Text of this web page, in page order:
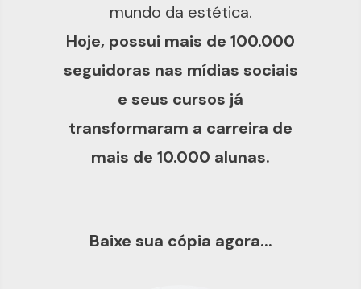
mundo da estética.
Hoje, possui mais de 100.000
seguidoras nas mídias sociais
e seus cursos já
transformaram a carreira de
mais de 10.000 alunas.
Baixe sua cópia agora...